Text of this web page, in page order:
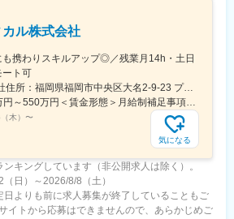
ル株式会社
携わりスキルアップ◎／残業月14h・土日
ート可
＜勤務地詳細＞本社住所：福岡県福岡市中央区大名2-9-23 プリオ福岡ビル勤務地最寄駅：地下鉄空港線／天神駅受動喫煙対策：屋内全面禁煙変更の範囲：会社の定める事業所
＜予定年収＞320万円～550万円＜賃金形態＞月給制補足事項なし＜賃金内訳＞月額（基本給）：200,000円～246,000円その他固定手当/月：20,000円～110,000円＜月給＞220,000円～356,000円＜昇給有無＞有＜残業手当＞有＜給与補足＞※実際の年収は面談・面接後に経歴や能力に応じて決定します※求人票の想定年収に当てはまらないケースも発生する可能性があります賞与年2回（2025年度実績4.4ヶ月）、昇給年1回住宅補助手当、家族手当、残業手当、休日出勤手当など賃金はあくまでも目安の金額であり、選考を通じて上下する可能性があります。月給(月額)は固定手当を含めた表記です。
木） 〜
気になる
キングしています（非公開求人は除く）。
日）～2026/8/8（土）
よりも前に求人募集が終了していることもご
イトから応募はできませんので、あらかじめご